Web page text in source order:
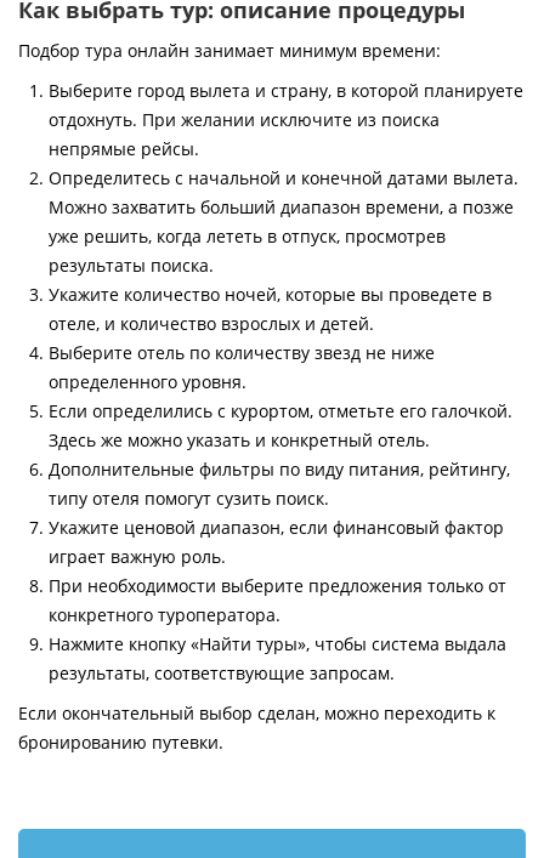
Как выбрать тур: описание процедуры
Подбор тура онлайн занимает минимум времени:
Выберите город вылета и страну, в которой планируете
отдохнуть. При желании исключите из поиска
непрямые рейсы.
Определитесь с начальной и конечной датами вылета.
Можно захватить больший диапазон времени, а позже
уже решить, когда лететь в отпуск, просмотрев
результаты поиска.
Укажите количество ночей, которые вы проведете в
отеле, и количество взрослых и детей.
Выберите отель по количеству звезд не ниже
определенного уровня.
Если определились с курортом, отметьте его галочкой.
Здесь же можно указать и конкретный отель.
Дополнительные фильтры по виду питания, рейтингу,
типу отеля помогут сузить поиск.
Укажите ценовой диапазон, если финансовый фактор
играет важную роль.
При необходимости выберите предложения только от
конкретного туроператора.
Нажмите кнопку «Найти туры», чтобы система выдала
результаты, соответствующие запросам.
Если окончательный выбор сделан, можно переходить к
бронированию путевки.